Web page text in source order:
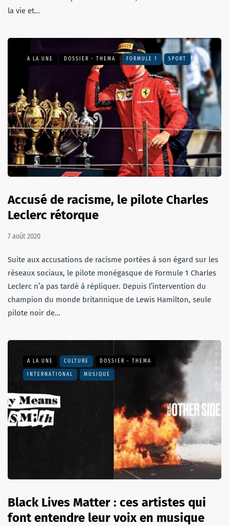
la vie et…
A LA UNE DOSSIER - THEMA FORMULE 1 SPORT
Accusé de racisme, le pilote Charles
Leclerc rétorque
7 août 2020
Suite aux accusations de racisme portées à son égard sur les
réseaux sociaux, le pilote monégasque de Formule 1 Charles
Leclerc n’a pas tardé à répliquer. Depuis l’intervention du
champion du monde britannique de Lewis Hamilton, seule
pilote noir de…
A LA UNE CULTURE DOSSIER - THEMA
INTERNATIONAL MUSIQUE
Black Lives Matter : ces artistes qui
font entendre leur voix en musique